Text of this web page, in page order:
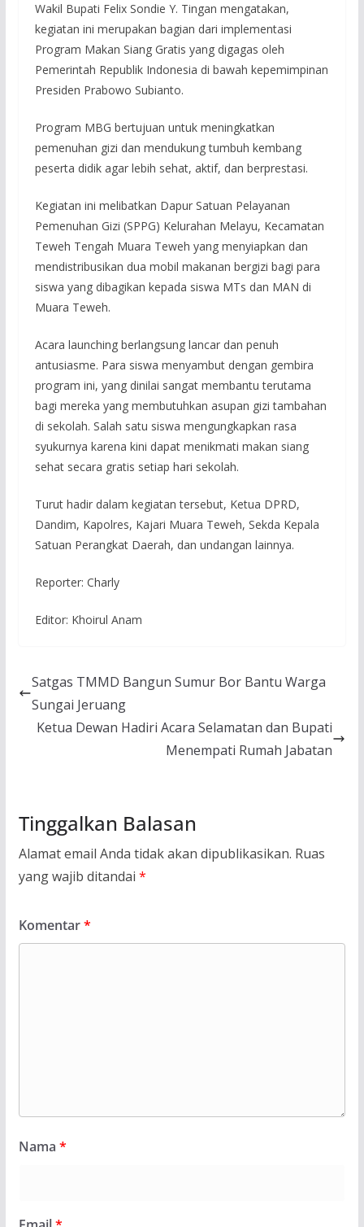
Wakil Bupati Felix Sondie Y. Tingan mengatakan,
kegiatan ini merupakan bagian dari implementasi
Program Makan Siang Gratis yang digagas oleh
Pemerintah Republik Indonesia di bawah kepemimpinan
Presiden Prabowo Subianto.
Program MBG bertujuan untuk meningkatkan
pemenuhan gizi dan mendukung tumbuh kembang
peserta didik agar lebih sehat, aktif, dan berprestasi.
Kegiatan ini melibatkan Dapur Satuan Pelayanan
Pemenuhan Gizi (SPPG) Kelurahan Melayu, Kecamatan
Teweh Tengah Muara Teweh yang menyiapkan dan
mendistribusikan dua mobil makanan bergizi bagi para
siswa yang dibagikan kepada siswa MTs dan MAN di
Muara Teweh.
Acara launching berlangsung lancar dan penuh
antusiasme. Para siswa menyambut dengan gembira
program ini, yang dinilai sangat membantu terutama
bagi mereka yang membutuhkan asupan gizi tambahan
di sekolah. Salah satu siswa mengungkapkan rasa
syukurnya karena kini dapat menikmati makan siang
sehat secara gratis setiap hari sekolah.
Turut hadir dalam kegiatan tersebut, Ketua DPRD,
Dandim, Kapolres, Kajari Muara Teweh, Sekda Kepala
Satuan Perangkat Daerah, dan undangan lainnya.
Reporter: Charly
Editor: Khoirul Anam
Satgas TMMD Bangun Sumur Bor Bantu Warga
Sungai Jeruang
Ketua Dewan Hadiri Acara Selamatan dan Bupati
Menempati Rumah Jabatan
Tinggalkan Balasan
Alamat email Anda tidak akan dipublikasikan. Ruas
yang wajib ditandai *
Komentar*
Nama *